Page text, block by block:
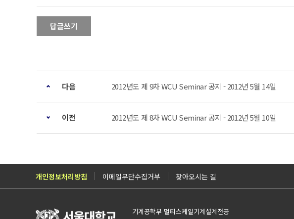
답글쓰기
다음 2012년도 제 9차 WCU Seminar 공지 - 2012년 5월 14일
이전 2012년도 제 8차 WCU Seminar 공지 - 2012년 5월 10일
개인정보처리방침 이메일무단수집거부 찾아오시는 길
기계공학부 멀티스케일기계설계전공